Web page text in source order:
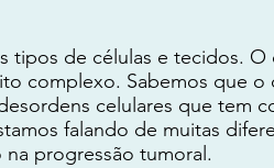
tipos de células e tecidos.
complexo. Sabemos que o
celulares que tem
falando de muitas
progressão tumoral.